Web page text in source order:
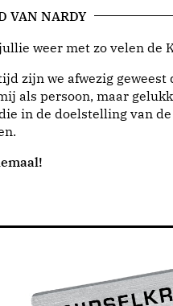
VAN NARDY
weer met zo velen de
zijn we afwezig
als persoon, maar
in de doelstelling van